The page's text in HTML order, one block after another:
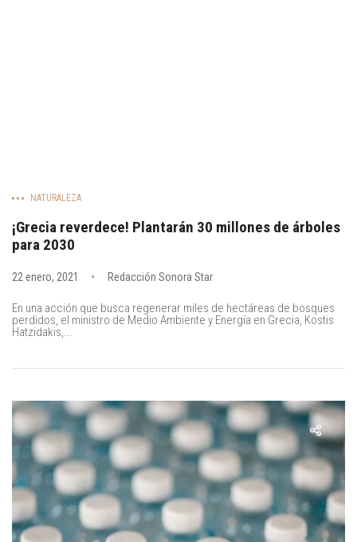
NATURALEZA
¡Grecia reverdece! Plantarán 30 millones de árboles
para 2030
22 enero, 2021 Redacción Sonora Star
En una acción que busca regenerar miles de hectáreas de bosques
perdidos, el ministro de Medio Ambiente y Energía en Grecia, Kostis
Hatzidakis,...